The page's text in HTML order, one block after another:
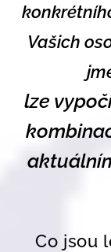
Vašich
lze
Co jsou